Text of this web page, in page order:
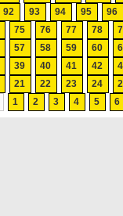
96
95
94
93
92
78
77
76
75
60
59
58
57
42
41
40
39
24
23
22
21
6
5
4
3
2
1